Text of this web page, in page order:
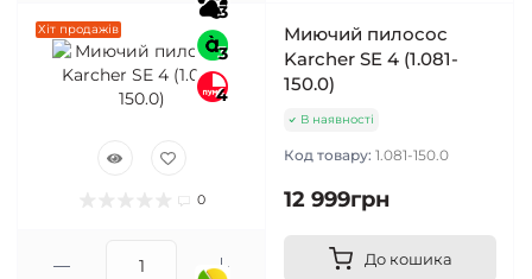
Хіт продажів
3
3
4
0
Миючий пилосос
Karcher SE 4 (1.081-
150.0)
В наявності
Код товару: 1.081-150.0
12 999грн
До кошика